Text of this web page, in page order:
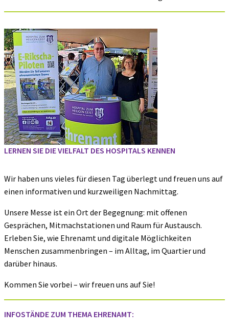
LERNEN SIE DIE VIELFALT DES HOSPITALS KENNEN
Wir haben uns vieles für diesen Tag überlegt und freuen uns auf
einen informativen und kurzweiligen Nachmittag.
Unsere Messe ist ein Ort der Begegnung: mit offenen
Gesprächen, Mitmachstationen und Raum für Austausch.
Erleben Sie, wie Ehrenamt und digitale Möglichkeiten
Menschen zusammenbringen – im Alltag, im Quartier und
darüber hinaus.
Kommen Sie vorbei – wir freuen uns auf Sie!
INFOSTÄNDE ZUM THEMA EHRENAMT: